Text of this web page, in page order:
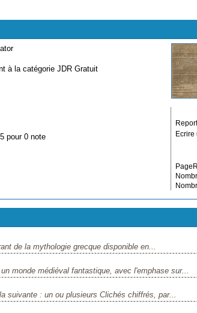
à la catégorie JDR Gratuit
pour 0 note
Ecrire
de la mythologie grecque disponible en...
monde médiéval fantastique, avec l'emphase sur...
suivante : un ou plusieurs Clichés chiffrés, par...